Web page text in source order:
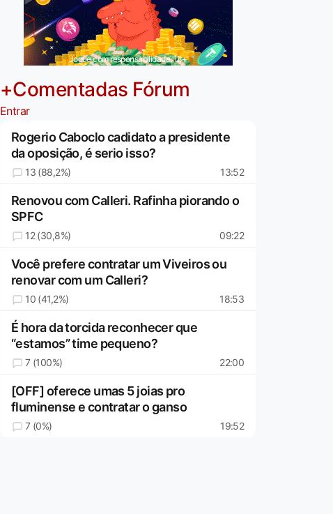
Jogue com responsabilidade. 18+
+Comentadas Fórum
Entrar
Rogerio Caboclo cadidato a presidente
da oposição, é serio isso?
13 (88,2%) 13:52
Renovou com Calleri. Rafinha piorando o
SPFC
12 (30,8%) 09:22
Você prefere contratar um Viveiros ou
renovar com um Calleri?
10 (41,2%) 18:53
É hora da torcida reconhecer que
“estamos” time pequeno?
7 (100%) 22:00
[OFF] oferece umas 5 joias pro
fluminense e contratar o ganso
7 (0%) 19:52